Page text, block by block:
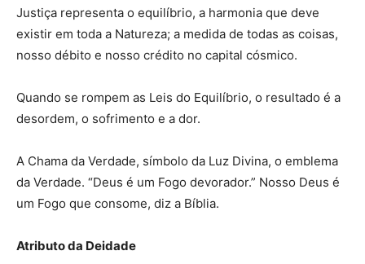
Justiça representa o equilíbrio, a harmonia que deve
existir em toda a Natureza; a medida de todas as coisas,
nosso débito e nosso crédito no capital cósmico.
Quando se rompem as Leis do Equilíbrio, o resultado é a
desordem, o sofrimento e a dor.
A Chama da Verdade, símbolo da Luz Divina, o emblema
da Verdade. “Deus é um Fogo devorador.” Nosso Deus é
um Fogo que consome, diz a Bíblia.
Atributo da Deidade